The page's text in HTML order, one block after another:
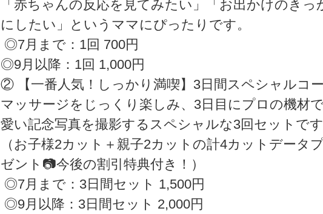
「赤ちゃんの反応を見てみたい」「お出かけのきっ
にしたい」というママにぴったりです。
◎7月まで：1回 700円
◎9月以降：1回 1,000円
② 【一番人気！しっかり満喫】3日間スペシャルコ
マッサージをじっくり楽しみ、3日目にプロの機材
愛い記念写真を撮影するスペシャルな3回セットです
（お子様2カット＋親子2カットの計4カットデータ
ゼント📷今後の割引特典付き！）
◎7月まで：3日間セット 1,500円
◎9月以降：3日間セット 2,000円